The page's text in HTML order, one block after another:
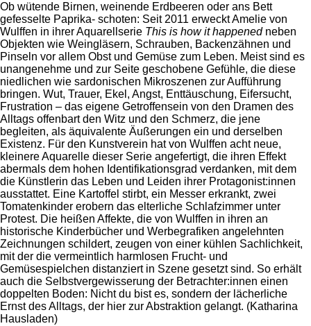
Ob wütende Birnen, weinende Erdbeeren oder ans Bett
gefesselte Paprika- schoten: Seit 2011 erweckt Amelie von
Wulffen in ihrer Aquarellserie This is how it happenedneben
Objekten wie Weingläsern, Schrauben, Backenzähnen und
Pinseln vor allem Obst und Gemüse zum Leben. Meist sind es
unangenehme und zur Seite geschobene Gefühle, die diese
niedlichen wie sardonischen Mikroszenen zur Aufführung
bringen. Wut, Trauer, Ekel, Angst, Enttäuschung, Eifersucht,
Frustration – das eigene Getroffensein von den Dramen des
Alltags offenbart den Witz und den Schmerz, die jene
begleiten, als äquivalente Äußerungen ein und derselben
Existenz. Für den Kunstverein hat von Wulffen acht neue,
kleinere Aquarelle dieser Serie angefertigt, die ihren Effekt
abermals dem hohen Identifikationsgrad verdanken, mit dem
die Künstlerin das Leben und Leiden ihrer Protagonist:innen
ausstattet. Eine Kartoffel stirbt, ein Messer erkrankt, zwei
Tomatenkinder erobern das elterliche Schlafzimmer unter
Protest. Die heißen Affekte, die von Wulffen in ihren an
historische Kinderbücher und Werbegrafiken angelehnten
Zeichnungen schildert, zeugen von einer kühlen Sachlichkeit,
mit der die vermeintlich harmlosen Frucht- und
Gemüsespielchen distanziert in Szene gesetzt sind. So erhält
auch die Selbstvergewisserung der Betrachter:innen einen
doppelten Boden: Nicht du bist es, sondern der lächerliche
Ernst des Alltags, der hier zur Abstraktion gelangt. (Katharina
Hausladen)